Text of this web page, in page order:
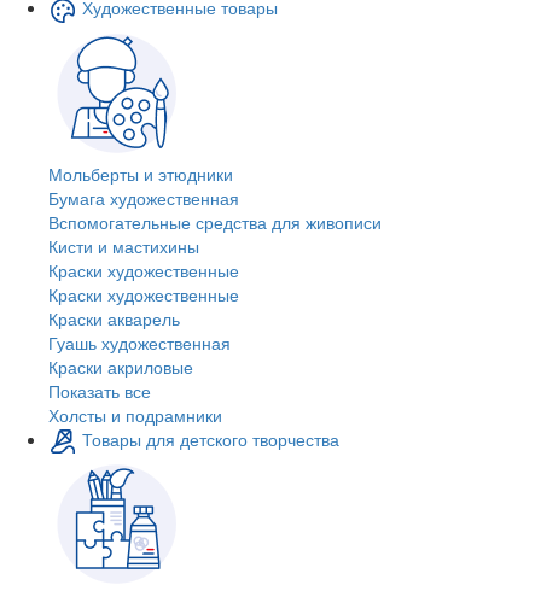
Художественные товары
Мольберты и этюдники
Бумага художественная
Вспомогательные средства для живописи
Кисти и мастихины
Краски художественные
Краски художественные
Краски акварель
Гуашь художественная
Краски акриловые
Показать все
Холсты и подрамники
Товары для детского творчества